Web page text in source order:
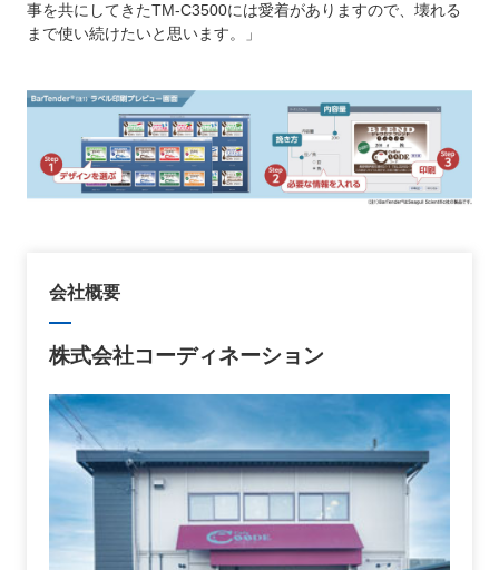
事を共にしてきたTM-C3500には愛着がありますので、壊れる
まで使い続けたいと思います。」
会社概要
株式会社コーディネーション